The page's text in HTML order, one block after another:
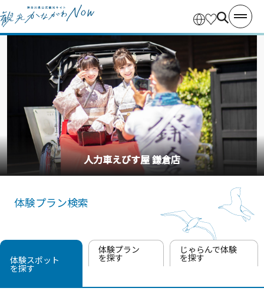
釣り船・丸十丸
体験プラン検索
体験スポット
を探す
体験プラン
を探す
じゃらんで体験
を探す